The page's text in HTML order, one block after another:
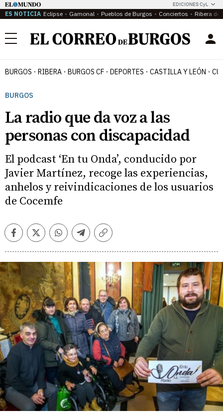
EDICIONES CyL
ES NOTICIA Eclipse Gamonal Pueblos de Burgos Conciertos Ribera del
Menú
BURGOS RIBERA BURGOS CF DEPORTES CASTILLA Y LEÓN
BURGOS
La radio que da voz a las
personas con discapacidad
El podcast ‘En tu Onda’, conducido por
Javier Martínez, recoge las experiencias,
anhelos y reivindicaciones de los usuarios
de Cocemfe
FacebookTwitterWhatsappTelegramCopiar